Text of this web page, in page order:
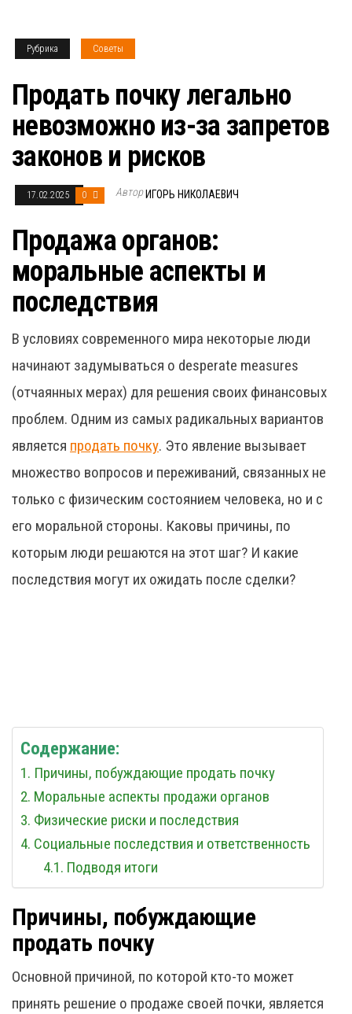
Рубрика Советы
Продать почку легально
невозможно из-за запретов
законов и рисков
17.02.2025 0 Автор ИГОРЬ НИКОЛАЕВИЧ
Продажа органов:
моральные аспекты и
последствия
В условиях современного мира некоторые люди
начинают задумываться о desperate measures
(отчаянных мерах) для решения своих финансовых
проблем. Одним из самых радикальных вариантов
является продать почку. Это явление вызывает
множество вопросов и переживаний, связанных не
только с физическим состоянием человека, но и с
его моральной стороны. Каковы причины, по
которым люди решаются на этот шаг? И какие
последствия могут их ожидать после сделки?
Содержание:
Причины, побуждающие продать почку
Моральные аспекты продажи органов
Физические риски и последствия
Социальные последствия и ответственность
Подводя итоги
Причины, побуждающие
продать почку
Основной причиной, по которой кто-то может
принять решение о продаже своей почки, является